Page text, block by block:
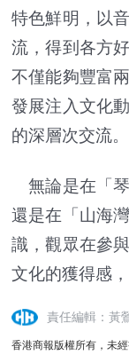
特色鮮明，以
流，得到各方
不僅能夠豐富
發展注入文化
的深層次交流。
無論是在「琴
還是在「山海
識，觀眾在參
文化的獲得感
責任編輯：黃
香港商報版權所有，未經